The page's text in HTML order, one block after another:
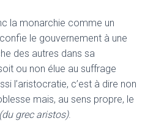
la monarchie comme un
le gouvernement à une
des autres dans sa
ou non élue au suffrage
l’aristocratie, c’est à dire non
mais, au sens propre, le
(du grec aristos).